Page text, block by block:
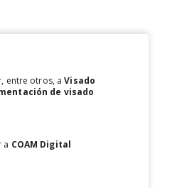
entre otros, aVisado
de visado
a COAM Digital